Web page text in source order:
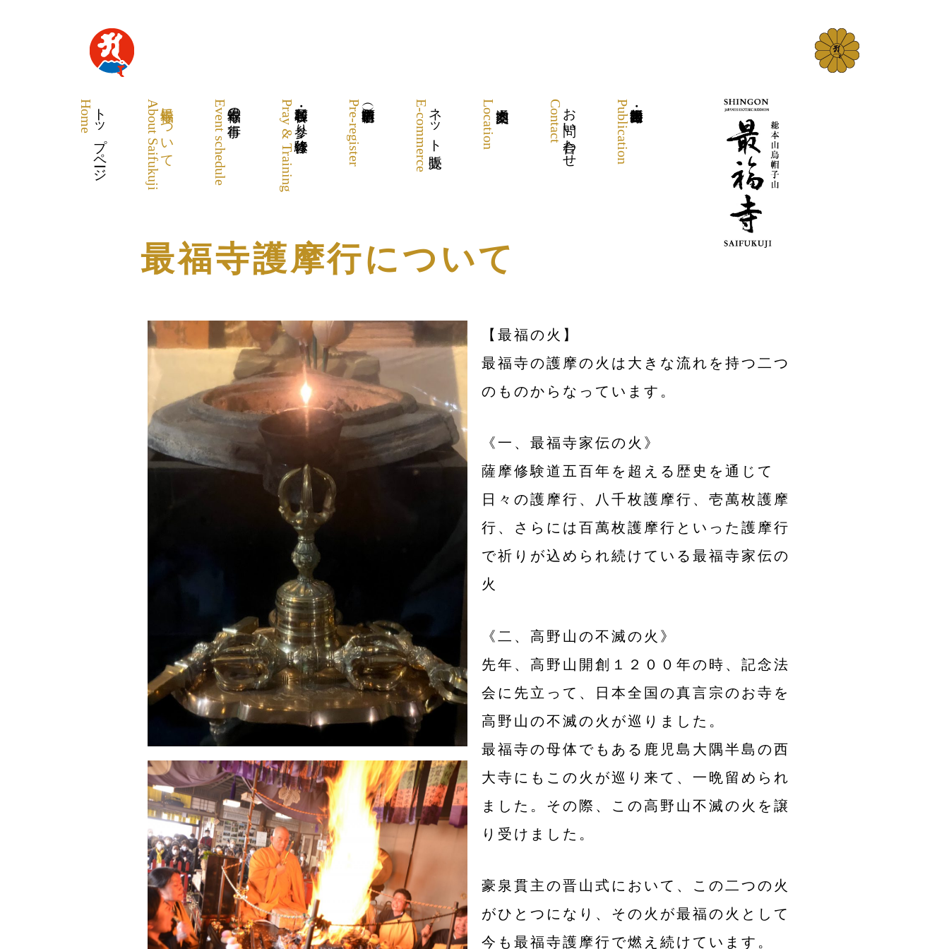
トップページ
Home 最福寺について
About Saifukuji 最福寺の行事
Event schedule 各種祈願・お参り・体験修行
Pray & Training Pre-register ネット販売
E-commerce Location お問い合わせ
Contact Publication
最福寺護摩行について
【最福の火】
最福寺の護摩の火は大きな流れを持つ二つ
のものからなっています。
《一、最福寺家伝の火》
薩摩修験道五百年を超える歴史を通じて
日々の護摩行、八千枚護摩行、壱萬枚護摩
行、さらには百萬枚護摩行といった護摩行
で祈りが込められ続けている最福寺家伝の
火
《二、高野山の不滅の火》
先年、高野山開創１２００年の時、記念法
会に先立って、日本全国の真言宗のお寺を
高野山の不滅の火が巡りました。
最福寺の母体でもある鹿児島大隅半島の西
大寺にもこの火が巡り来て、一晩留められ
ました。 その際、この高野山不滅の火を譲
り受けました。
豪泉貫主の晋山式において、この二つの火
がひとつになり、その火が最福の火として
今も最福寺護摩行で燃え続けています。